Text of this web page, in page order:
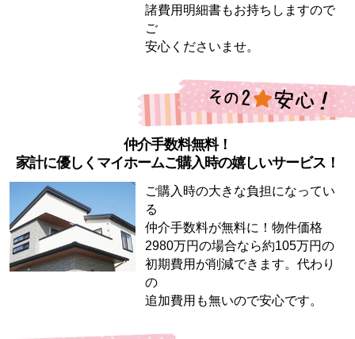
諸費用明細書もお持ちしますので
ご
安心くださいませ。
仲介手数料無料！
家計に優しくマイホームご購入時の嬉しいサービス！
ご購入時の大きな負担になってい
る
仲介手数料が無料に！物件価格
2980万円の場合なら約105万円の
初期費用が削減できます。代わり
の
追加費用も無いので安心です。